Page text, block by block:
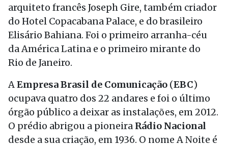
arquiteto francês Joseph Gire, também criador
do Hotel Copacabana Palace, e do brasileiro
Elisário Bahiana. Foi o primeiro arranha-céu
da América Latina e o primeiro mirante do
Rio de Janeiro.
AEmpresa Brasil de Comunicação (EBC)
ocupava quatro dos 22 andares e foi o último
órgão público a deixar as instalações, em 2012.
O prédio abrigou a pioneira Rádio Nacional
desde a sua criação, em 1936. O nome A Noite é